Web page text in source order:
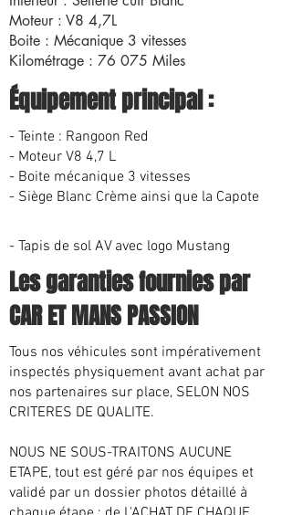
Moteur : V8 4,7L
Boite : Mécanique 3 vitesses
Kilométrage : 76 075 Miles
Équipement principal :
- Teinte : Rangoon Red
- Moteur V8 4,7 L
- Boite mécanique 3 vitesses
​- Siège Blanc Crème ainsi que la Capote
- Tapis de sol AV avec logo Mustang
Les garanties fournies par
CAR ET MANS PASSION
Tous nos véhicules sont impérativement
inspectés physiquement avant achat par
nos partenaires sur place, SELON NOS
CRITERES DE QUALITE.
NOUS NE SOUS-TRAITONS AUCUNE
ETAPE, tout est géré par nos équipes et
validé par un dossier photos détaillé à